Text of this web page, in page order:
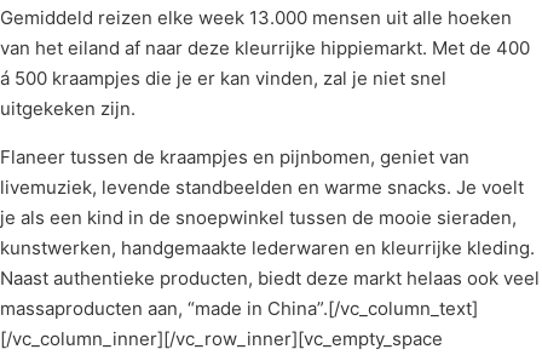
Gemiddeld reizen elke week 13.000 mensen uit alle hoeken
van het eiland af naar deze kleurrijke hippiemarkt. Met de 400
á 500 kraampjes die je er kan vinden, zal je niet snel
uitgekeken zijn.
Flaneer tussen de kraampjes en pijnbomen, geniet van
livemuziek, levende standbeelden en warme snacks. Je voelt
je als een kind in de snoepwinkel tussen de mooie sieraden,
kunstwerken, handgemaakte lederwaren en kleurrijke kleding.
Naast authentieke producten, biedt deze markt helaas ook veel
massaproducten aan, “made in China”.[/vc_column_text]
[/vc_column_inner][/vc_row_inner][vc_empty_space